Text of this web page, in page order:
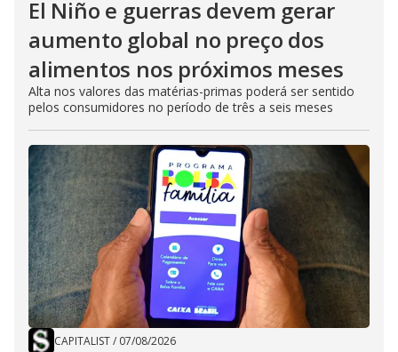
El Niño e guerras devem gerar
aumento global no preço dos
alimentos nos próximos meses
Alta nos valores das matérias-primas poderá ser sentido
pelos consumidores no período de três a seis meses
CAPITALIST/ 07/08/2026